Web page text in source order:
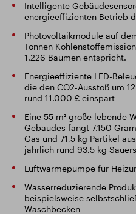
Intelligente
energieeffizienten Betrieb
Photovoltaikmodule auf
Tonnen
1.226 Bäumen entspricht.
Energieeffiziente LED-
die den CO2-Ausstoß um
rund 11.000 £ einspart
Eine 55 m² große lebende
Gebäudes fängt 7.150
Gas und 71,5 kg Partikel
jährlich rund 93,5 kg
Luftwärmepumpe für
Wasserreduzierende
beispielsweise
Waschbecken